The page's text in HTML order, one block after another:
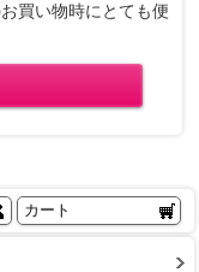
買い物時にとても便
カート